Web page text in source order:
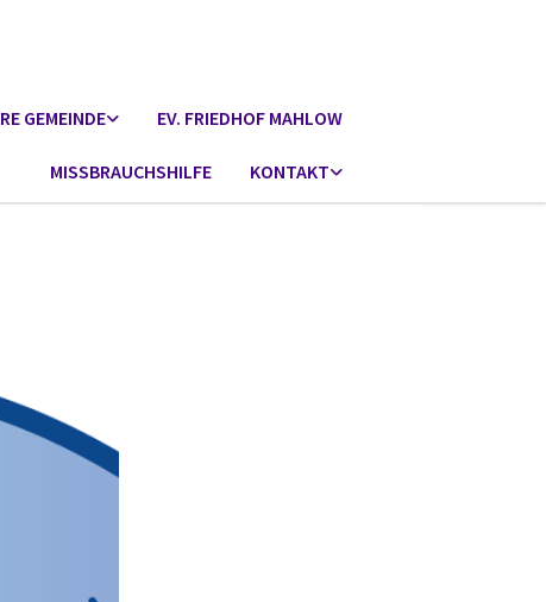
GEMEINDE EV. FRIEDHOF MAHLOW
MISSBRAUCHSHILFE KONTAKT